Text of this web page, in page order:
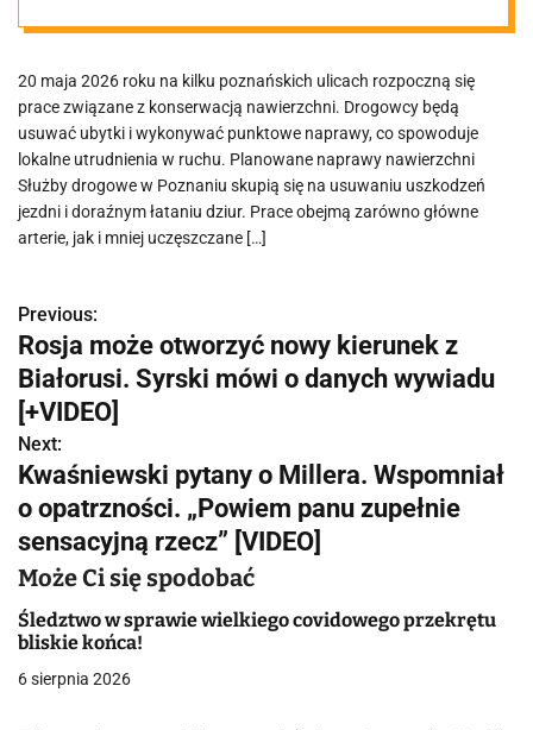
utrudnienia
20 maja 2026 roku na kilku poznańskich ulicach rozpoczną się
prace związane z konserwacją nawierzchni. Drogowcy będą
usuwać ubytki i wykonywać punktowe naprawy, co spowoduje
lokalne utrudnienia w ruchu. Planowane naprawy nawierzchni
Służby drogowe w Poznaniu skupią się na usuwaniu uszkodzeń
jezdni i doraźnym łataniu dziur. Prace obejmą zarówno główne
arterie, jak i mniej uczęszczane […]
N
a
w
i
g
a
c
j
a
Previous:
Rosja może otworzyć nowy kierunek z
Białorusi. Syrski mówi o danych wywiadu
[+VIDEO]
Next:
Kwaśniewski pytany o Millera. Wspomniał
o opatrzności. „Powiem panu zupełnie
sensacyjną rzecz” [VIDEO]
Może Ci się spodobać
Śledztwo w sprawie wielkiego covidowego przekrętu
bliskie końca!
6 sierpnia 2026